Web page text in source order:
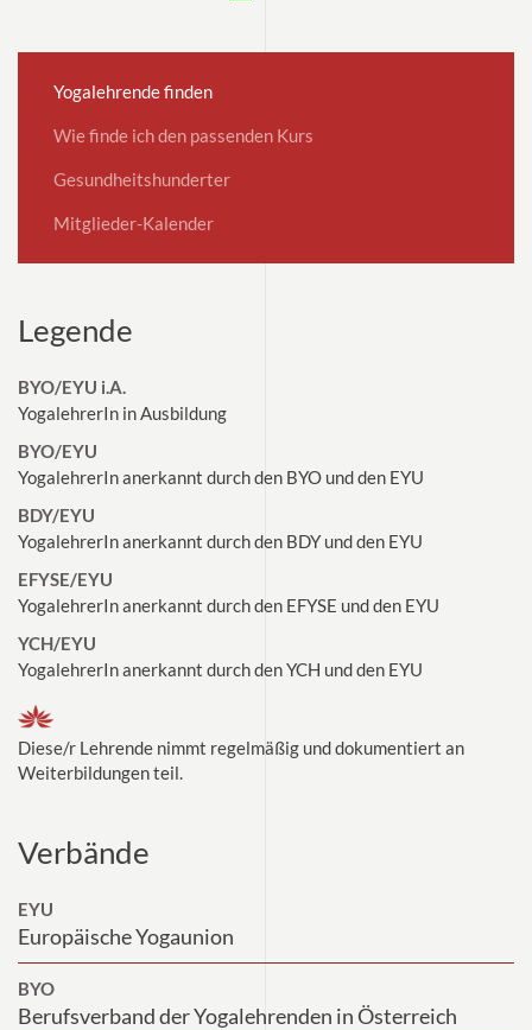
Yogalehrende finden
Wie finde ich den passenden Kurs
Gesundheitshunderter
Mitglieder-Kalender
Legende
BYO/EYU i.A.
YogalehrerIn in Ausbildung
BYO/EYU
YogalehrerIn anerkannt durch den BYO und den EYU
BDY/EYU
YogalehrerIn anerkannt durch den BDY und den EYU
EFYSE/EYU
YogalehrerIn anerkannt durch den EFYSE und den EYU
YCH/EYU
YogalehrerIn anerkannt durch den YCH und den EYU
Diese/r Lehrende nimmt regelmäßig und dokumentiert an
Weiterbildungen teil.
Verbände
EYU
Europäische Yogaunion
BYO
Berufsverband der Yogalehrenden in Österreich